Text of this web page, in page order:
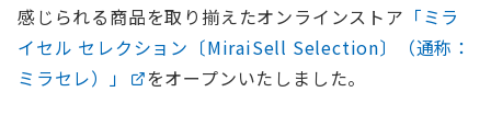
感じられる商品を取り揃えたオンラインストア 「ミラ
イセル セレクション〔MiraiSell Selection〕（通称：
ミラセレ）」
をオープンいたしました。